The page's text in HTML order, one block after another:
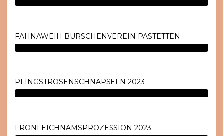
FAHNAWEIH BURSCHENVEREIN PASTETTEN
PFINGSTROSENSCHNAPSELN 2023
FRONLEICHNAMSPROZESSION 2023